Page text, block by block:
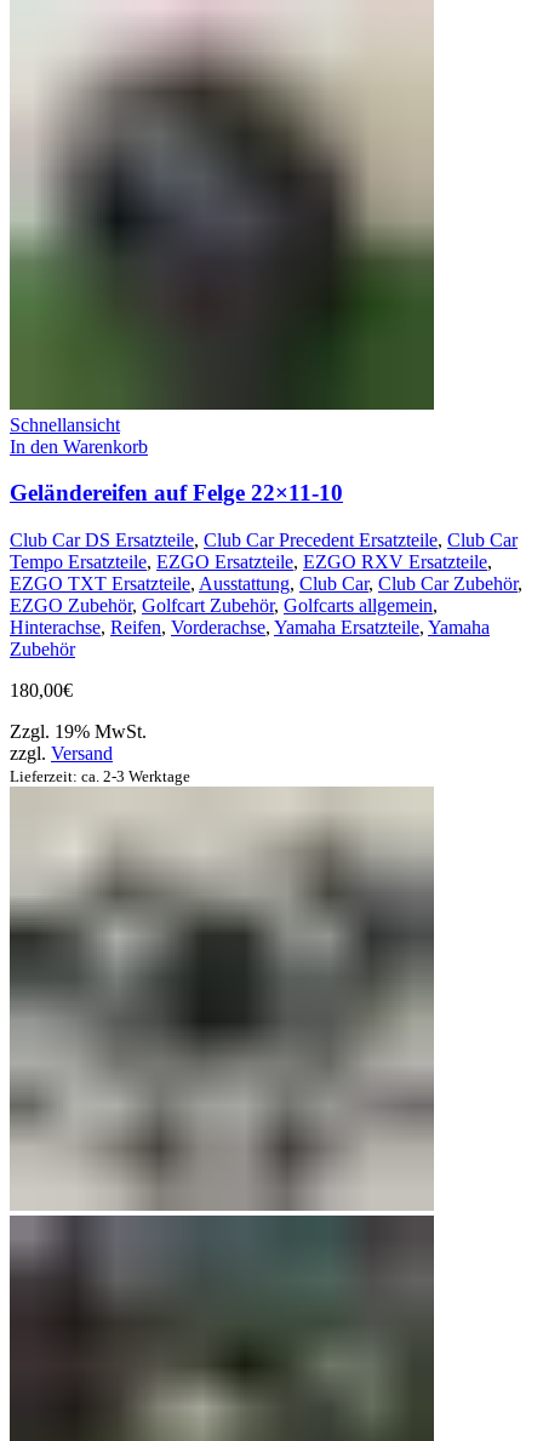
Schnellansicht
In den Warenkorb
Geländereifen auf Felge 22×11-10
Club Car DS Ersatzteile, Club Car Precedent Ersatzteile, Club Car
Tempo Ersatzteile, EZGO Ersatzteile, EZGO RXV Ersatzteile,
EZGO TXT Ersatzteile, Ausstattung, Club Car, Club Car Zubehör,
EZGO Zubehör, Golfcart Zubehör, Golfcarts allgemein,
Hinterachse, Reifen, Vorderachse, Yamaha Ersatzteile, Yamaha
Zubehör
180,00€
Zzgl. 19% MwSt.
zzgl. Versand
Lieferzeit: ca. 2-3 Werktage